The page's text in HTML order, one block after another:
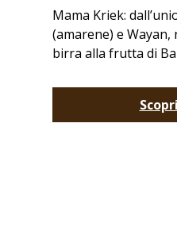
Mama Kriek:
(amarene) e Wayan,
birra alla frutta di